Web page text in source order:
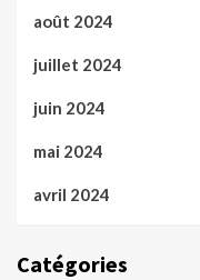
août 2024
juillet 2024
juin 2024
mai 2024
avril 2024
Catégories